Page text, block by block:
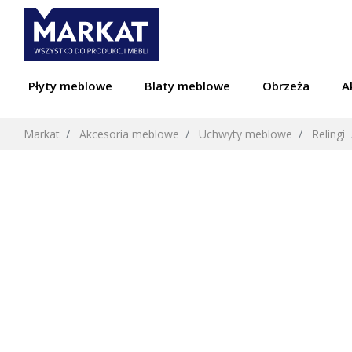
Płyty meblowe Blaty meblowe Obrzeża
Markat Akcesoria meblowe Uchwyty meblowe Relingi